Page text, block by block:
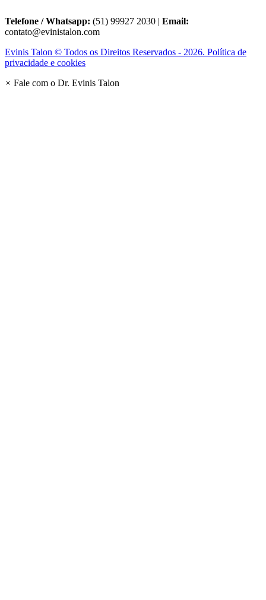
Telefone / Whatsapp: (51) 99927 2030 | Email:
contato@evinistalon.com
Evinis Talon © Todos os Direitos Reservados - 2026. Política de
privacidade e cookies
× Fale com o Dr. Evinis Talon